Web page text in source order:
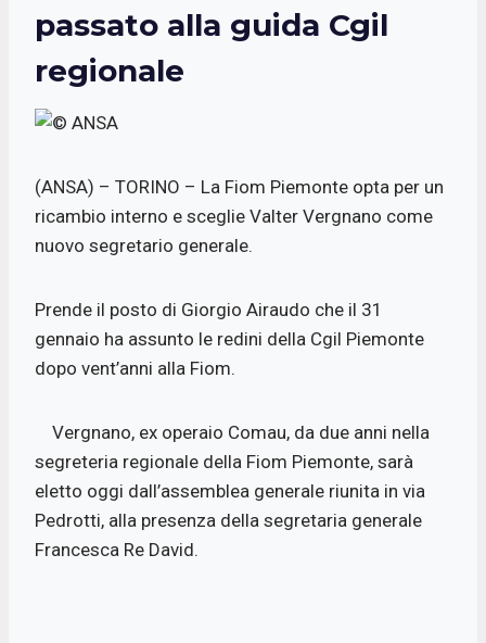
passato alla guida Cgil
regionale
(ANSA) – TORINO – La Fiom Piemonte opta per un
ricambio interno e sceglie Valter Vergnano come
nuovo segretario generale.
Prende il posto di Giorgio Airaudo che il 31
gennaio ha assunto le redini della Cgil Piemonte
dopo vent’anni alla Fiom.
Vergnano, ex operaio Comau, da due anni nella
segreteria regionale della Fiom Piemonte, sarà
eletto oggi dall’assemblea generale riunita in via
Pedrotti, alla presenza della segretaria generale
Francesca Re David.